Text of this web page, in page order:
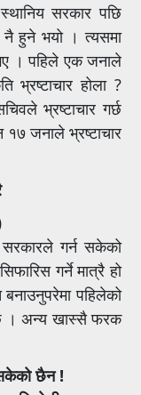
सरकार पछि
हुने भयो । त्यसमा
। पहिले एक जनाले
होला ?
भ्रष्टाचार गर्छ
जनाले भ्रष्टाचार
गर्न सकेको
गर्ने मात्रै हो
पहिलेको
। अन्य खास्सै फरक
सकेको छैन !